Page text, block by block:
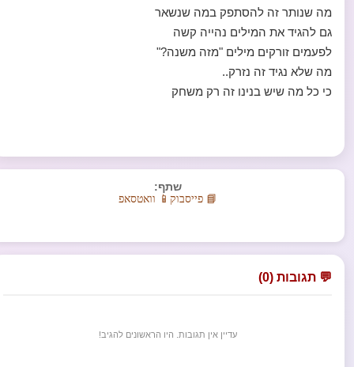
מה שנותר זה להסתפק במה שנשאר
גם להגיד את המילים נהייה קשה
לפעמים זורקים מילים "מזה משנה?"
מה שלא נגיד זה נזרק..
כי כל מה שיש בנינו זה רק משחק
שתף:
📘 פייסבוק 📱 וואטסאפ
💬 תגובות (0)
עדיין אין תגובות. היו הראשונים להגיב!